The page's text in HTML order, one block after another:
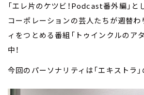
「エレ片のケツビ！Podcast番外編」と
コーポレーションの芸人たちが週替
ィをつとめる番組「トゥインクルのア
中！
今回のパーソナリティは「エキストラ」